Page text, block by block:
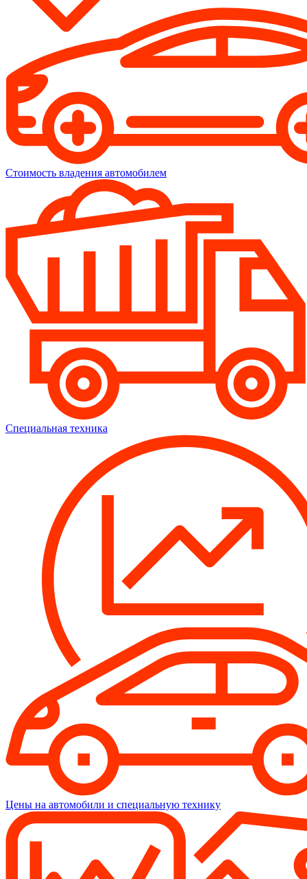
Стоимость владения автомобилем
Специальная техника
Цены на автомобили и специальную технику